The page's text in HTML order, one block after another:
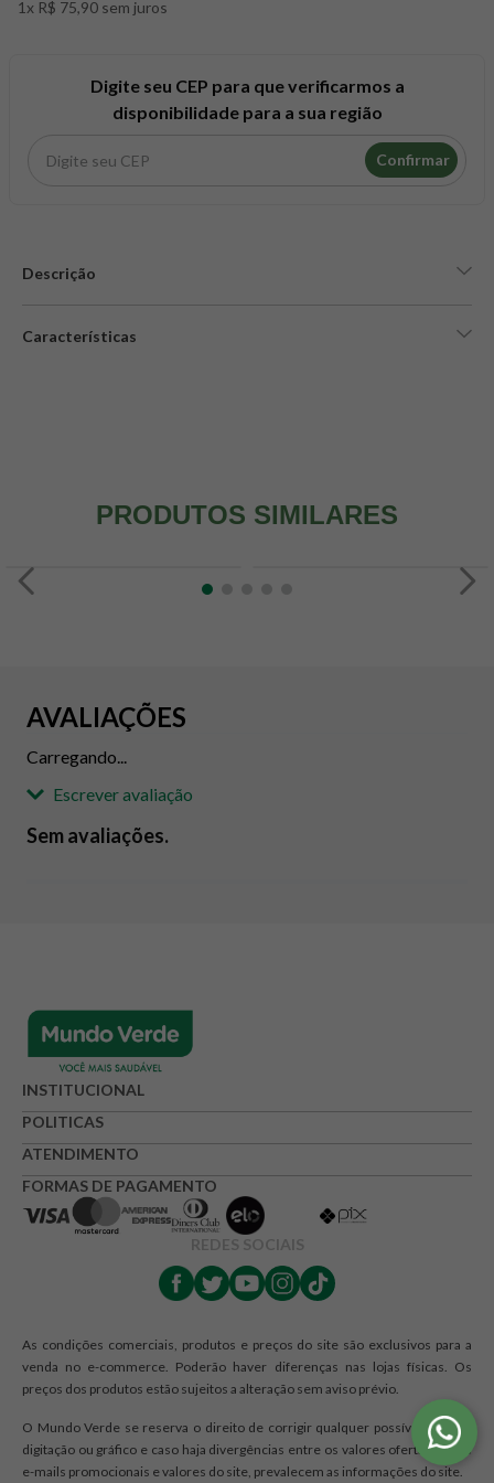
1x R$ 75,90 sem juros
Digite seu CEP para que verificarmos a
disponibilidade para a sua região
Confirmar
Descrição
Características
PRODUTOS SIMILARES
AVALIAÇÕES
Carregando...
Escrever avaliação
Avalie o produto de 1 até 5 estrelas
★★★☆☆
Seu nome
Endereço de e-mail
Escrever avaliação
ENVIAR AVALIAÇÃO
Sem avaliações.
INSTITUCIONAL
POLITICAS
ATENDIMENTO
FORMAS DE PAGAMENTO
REDES SOCIAIS
As condições comerciais, produtos e preços do site são exclusivos para a
venda no e-commerce. Poderão haver diferenças nas lojas físicas. Os
preços dos produtos estão sujeitos a alteração sem aviso prévio.
O Mundo Verde se reserva o direito de corrigir qualquer possível erro de
digitação ou gráfico e caso haja divergências entre os valores ofertados nos
e-mails promocionais e valores do site, prevalecem as informações do site.
8º snack proteico mundo verde